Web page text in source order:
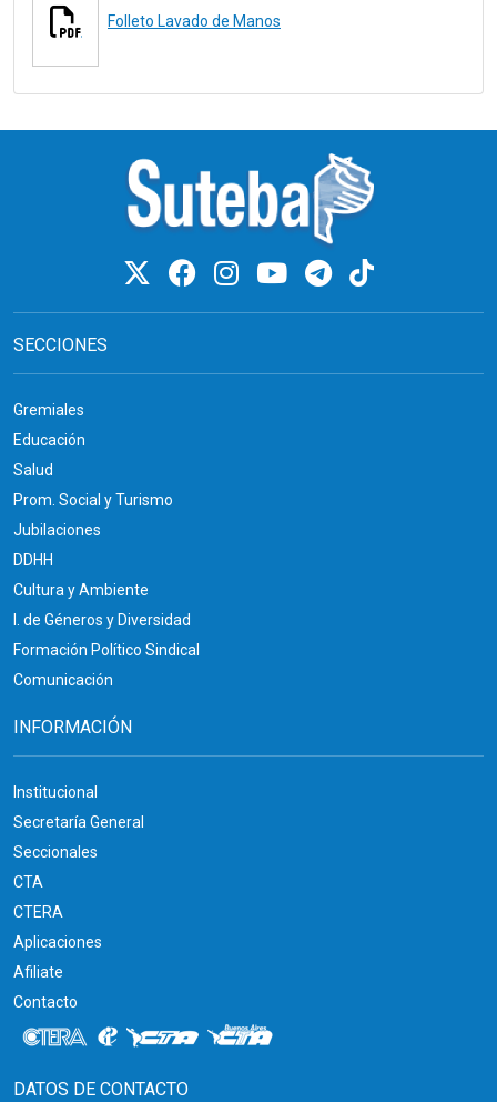
Folleto Lavado de Manos
SECCIONES
Gremiales
Educación
Salud
Prom. Social y Turismo
Jubilaciones
DDHH
Cultura y Ambiente
I. de Géneros y Diversidad
Formación Político Sindical
Comunicación
INFORMACIÓN
Institucional
Secretaría General
Seccionales
CTA
CTERA
Aplicaciones
Afiliate
Contacto
DATOS DE CONTACTO